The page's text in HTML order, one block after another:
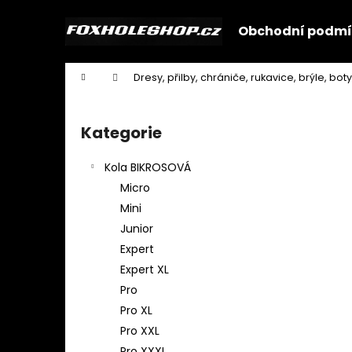
Obchodní
Domů Dresy, přilby, chrániče, rukavice, brýle, boty
Přeskočit
kategorie
Kategorie
Kola BIKROSOVÁ
Micro
Mini
Junior
Expert
Expert XL
Pro
Pro XL
Pro XXL
Zpět
Zpět